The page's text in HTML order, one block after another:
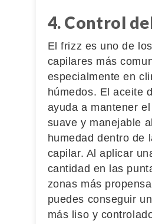
4. Control
El frizz es uno de
capilares más
especialmente en
húmedos. El aceite
ayuda a mantener
suave y manejable
humedad dentro de
capilar. Al aplicar
cantidad en las
zonas más
puedes conseguir
más liso y